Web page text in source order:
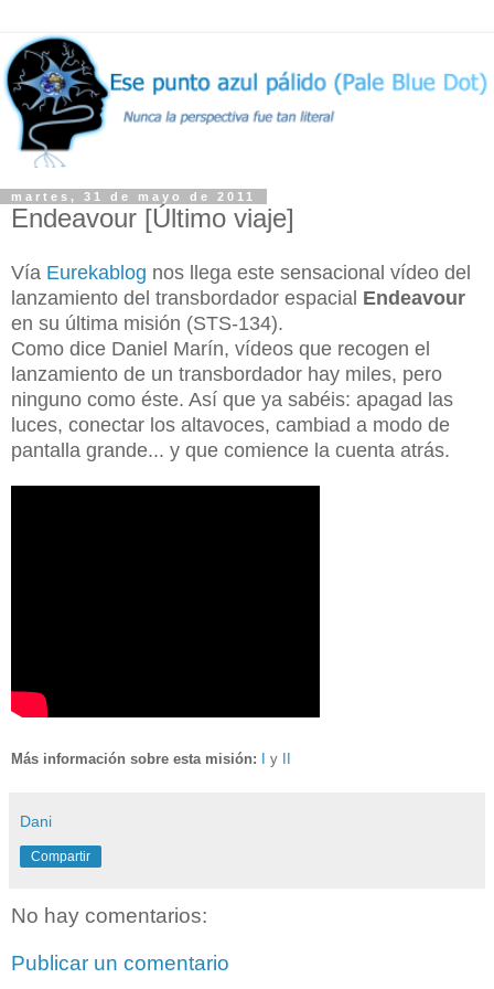
martes, 31 de mayo de 2011
Endeavour [Último viaje]
Vía Eurekablog nos llega este sensacional vídeo del
lanzamiento del transbordador espacial Endeavour
en su última misión (STS-134).
Como dice Daniel Marín, vídeos que recogen el
lanzamiento de un transbordador hay miles, pero
ninguno como éste. Así que ya sabéis: apagad las
luces, conectar los altavoces, cambiad a modo de
pantalla grande... y que comience la cuenta atrás.
Más información sobre esta misión: y
Dani
Compartir
No hay comentarios:
Publicar un comentario